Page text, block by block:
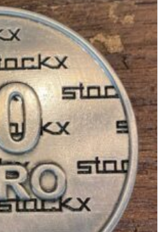
munt 50,-